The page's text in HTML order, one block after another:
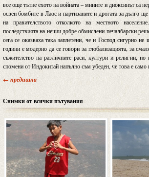
все още тътне ехото на войната – мините и диоксинът са
освен бомбите в Лаос и партизаните и дрогата за дълго
на правителството отколкото на местното
последствията на нечии добре обмислени печалбарски
сега се оказваха така заплетени, че и Господ сигурно
години е модерно да се говори за глобализацията, за
съжителство на различните раси, култури и религии,
спомени от Индокитай напълно съм убеден, че това е само
← предишна
Снимки от всички пътувания